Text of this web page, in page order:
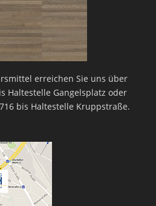
erreichen Sie uns über
Haltestelle Gangelsplatz oder
bis Haltestelle Kruppstraße.